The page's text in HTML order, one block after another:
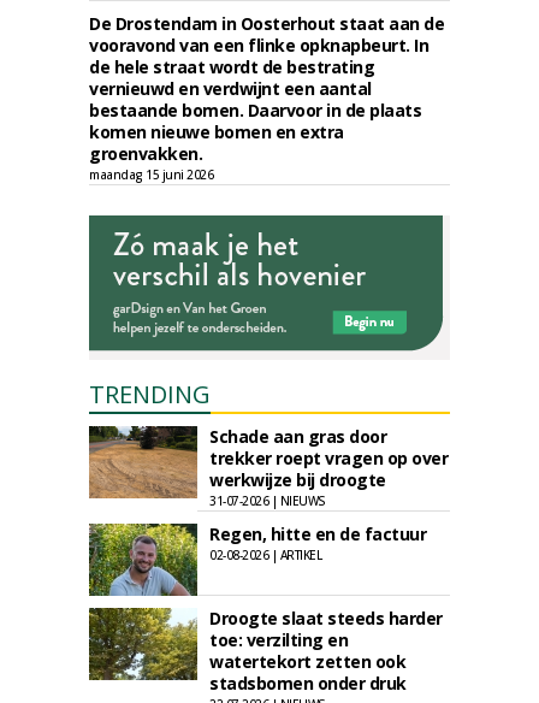
De Drostendam in Oosterhout staat aan de
vooravond van een flinke opknapbeurt. In
de hele straat wordt de bestrating
vernieuwd en verdwijnt een aantal
bestaande bomen. Daarvoor in de plaats
komen nieuwe bomen en extra
groenvakken.
maandag 15 juni 2026
TRENDING
Schade aan gras door
trekker roept vragen op over
werkwijze bij droogte
31-07-2026 | NIEUWS
Regen, hitte en de factuur
02-08-2026 | ARTIKEL
Droogte slaat steeds harder
toe: verzilting en
watertekort zetten ook
stadsbomen onder druk